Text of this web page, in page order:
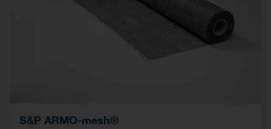
S&P ARMO-mesh®